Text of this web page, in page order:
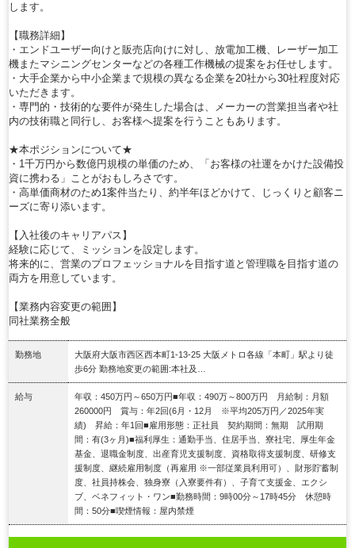
します。
【職務詳細】
・エンドユーザー向けと販売店向けに対し、放電加工機、レーザー加工
機またマシニングセンターなどの各種工作機械の提案をお任せします。
・大手企業から中小企業まで規模の異なる企業を20社から30社程度対応
いただきます。
・専門的・技術的な要件が発生した場合は、メーカーの営業担当者や社
内の技術職と同行し、お客様へ提案を行うこともあります。
★本ポジションについて★
・1千万円から数億円規模の単価のため、「お客様の社運をかけた設備投
資に携わる」ことがおもしろさです。
・高単価商材のため1案件当たり、約半年ほどかけて、じっくりと顧客ニ
ーズに寄り添います。
【入社後のキャリアパス】
経験に応じて、ミッションを設定します。
将来的に、営業のプロフェッショナルを目指す道と管理職を目指す道の
両方を用意しています。
【業務内容変更の範囲】
同社業務全般
勤務地
大阪府大阪市西区西本町1-13-25 大阪メトロ各線「本町」駅より徒
歩6分 勤務地変更の範囲:本社及…
給与
年収：450万円～650万円■年収：490万～800万円 月給制：月額
260000円 賞与：年2回(6月・12月 ※平均205万円／2025年実
績) 昇給：年1回■雇用形態：正社員 契約期間：無期 試用期
間：有(3ヶ月)■福利厚生：通勤手当、住居手当、寮社宅、厚生年金
基金、退職金制度、出産育児支援制度、資格取得支援制度、研修支
援制度、継続雇用制度（再雇用 ※一部従業員利用可）、財形貯蓄制
度、社員持株会、独身寮（入寮要件有）、子育て支援金、エクシ
ブ、ベネフィット・ワン■勤務時間：9時00分～17時45分 休憩時
間：50分■喫煙情報：屋内禁煙